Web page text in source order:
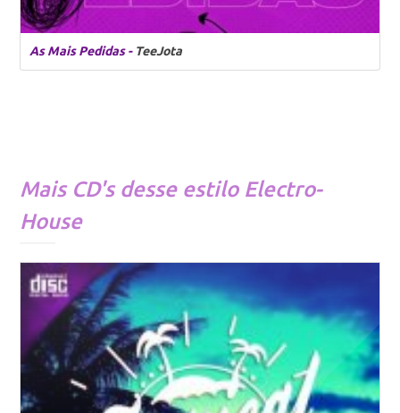
As Mais Pedidas - TeeJota
Mais CD's desse estilo Electro-
House